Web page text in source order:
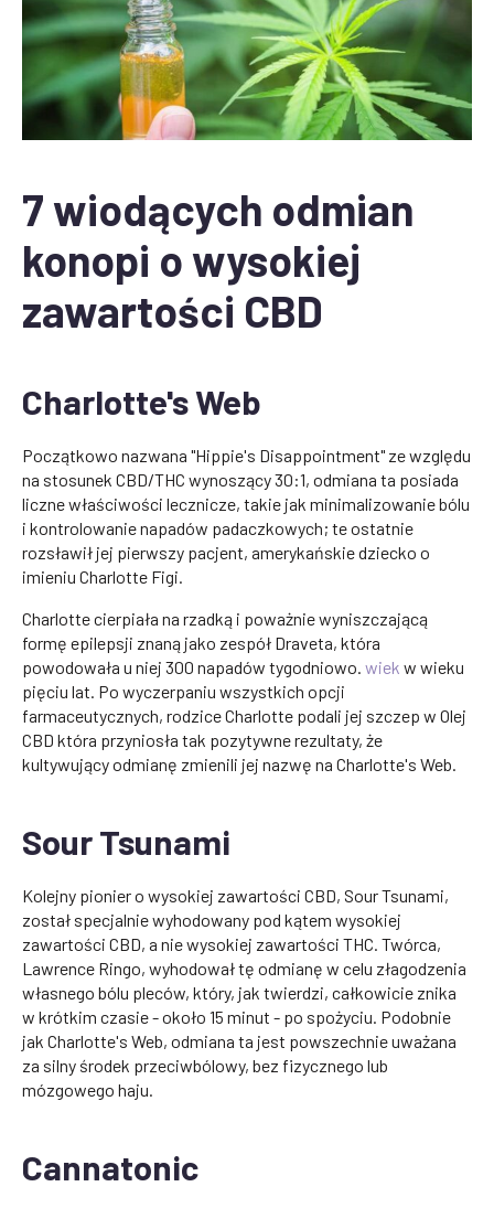
7 wiodących odmian
konopi o wysokiej
zawartości CBD
Charlotte's Web
Początkowo nazwana "Hippie's Disappointment" ze względu
na stosunek CBD/THC wynoszący 30:1, odmiana ta posiada
liczne właściwości lecznicze, takie jak minimalizowanie bólu
i kontrolowanie napadów padaczkowych; te ostatnie
rozsławił jej pierwszy pacjent, amerykańskie dziecko o
imieniu Charlotte Figi.
Charlotte cierpiała na rzadką i poważnie wyniszczającą
formę epilepsji znaną jako zespół Draveta, która
powodowała u niej 300 napadów tygodniowo. wiek w wieku
pięciu lat. Po wyczerpaniu wszystkich opcji
farmaceutycznych, rodzice Charlotte podali jej szczep w Olej
CBD która przyniosła tak pozytywne rezultaty, że
kultywujący odmianę zmienili jej nazwę na Charlotte's Web.
Sour Tsunami
Kolejny pionier o wysokiej zawartości CBD, Sour Tsunami,
został specjalnie wyhodowany pod kątem wysokiej
zawartości CBD, a nie wysokiej zawartości THC. Twórca,
Lawrence Ringo, wyhodował tę odmianę w celu złagodzenia
własnego bólu pleców, który, jak twierdzi, całkowicie znika
w krótkim czasie - około 15 minut - po spożyciu. Podobnie
jak Charlotte's Web, odmiana ta jest powszechnie uważana
za silny środek przeciwbólowy, bez fizycznego lub
mózgowego haju.
Cannatonic